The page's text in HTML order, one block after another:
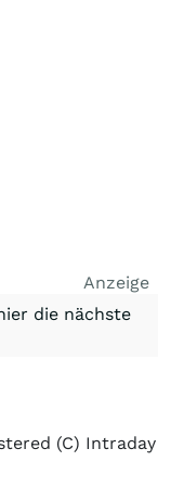
Anzeige
die nächste